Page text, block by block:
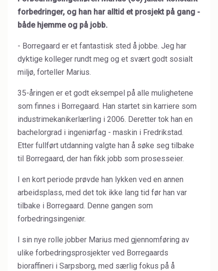
Electronic Wet Chemicals
Emulsions
Energy Resources
High Purity Solvent
Industrial Binders
Leather Tanning
Paints & Coatings
Paper & Packaging
Personal Care & Cosmetics
Pharmaceutical Intermediates
forbedringer, og han har alltid et prosjekt på gang -
både hjemme og på jobb.
- Borregaard er et fantastisk sted å jobbe. Jeg har
dyktige kolleger rundt meg og et svært godt sosialt
miljø, forteller Marius.
35-åringen er et godt eksempel på alle mulighetene
som finnes i Borregaard. Han startet sin karriere som
industrimekanikerlærling i 2006. Deretter tok han en
bachelorgrad i ingeniørfag - maskin i Fredrikstad.
Etter fullført utdanning valgte han å søke seg tilbake
til Borregaard, der han fikk jobb som prosesseier.
I en kort periode prøvde han lykken ved en annen
arbeidsplass, med det tok ikke lang tid før han var
tilbake i Borregaard. Denne gangen som
forbedringsingeniør.
I sin nye rolle jobber Marius med gjennomføring av
ulike forbedringsprosjekter ved Borregaards
bioraffineri i Sarpsborg, med særlig fokus på å